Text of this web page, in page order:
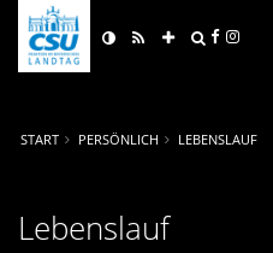
START PERSÖNLICH LEBENSLAUF
Lebenslauf